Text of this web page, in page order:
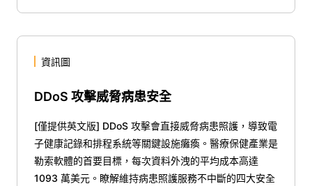
資訊圖
DDoS 攻擊威脅病患安全
[僅提供英文版] DDoS 攻擊會直接威脅病患照護，導致電
子健康記錄和排程系統等關鍵設施癱瘓。醫療保健產業是
勒索軟體的首要目標，每次資料外洩的平均成本高達
1093 萬美元。瞭解維持病患照護服務不中斷的四大安全